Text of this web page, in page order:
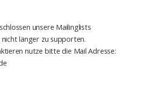
unsere Mailinglists
länger zu supporten.
nutze bitte die Mail Adresse: